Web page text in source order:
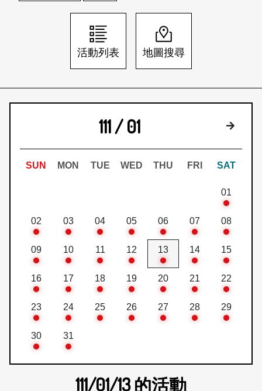
日本語 登入/註冊
活動列表 地圖搜尋
111 / 01 下個月
SUN MON TUE WED THU FRI SAT
01
02 03 04 05 06 07 08
09 10 11 12 13 14 15
16 17 18 19 20 21 22
23 24 25 26 27 28 29
30 31
111/01/13的活動